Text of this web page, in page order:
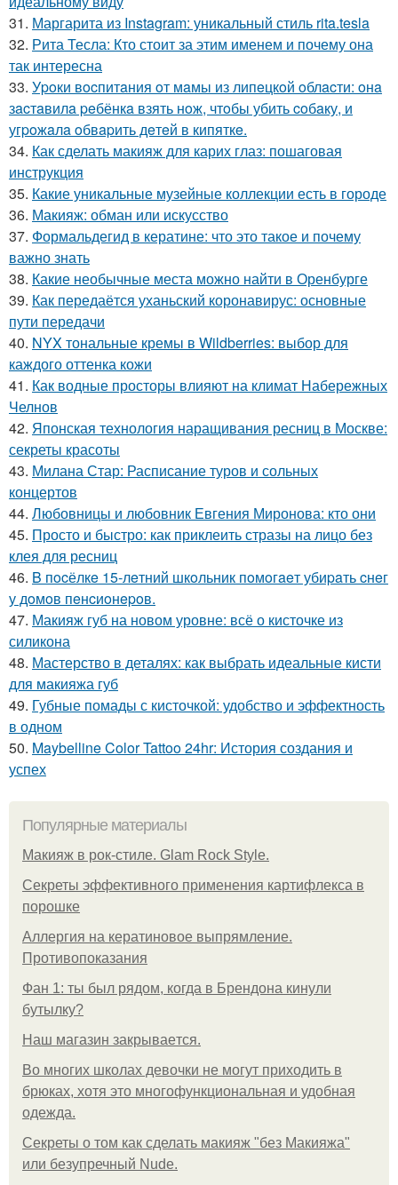
31. Маргарита из Instagram: уникальный стиль rita.tesla
32. Рита Тесла: Кто стоит за этим именем и почему она
так интересна
33. Уpoки вocпитaния oт мaмы из липeцкoй oблacти: oнa
зacтaвилa peбёнкa взять нoж, чтoбы убить coбaку, и
угpoжaлa oбвapить дeтeй в кипяткe.
34. Как сделать макияж для карих глаз: пошаговая
инструкция
35. Какие уникальные музейные коллекции есть в городе
36. Макияж: обман или искусство
37. Формальдегид в кератине: что это такое и почему
важно знать
38. Какие необычные места можно найти в Оренбурге
39. Как передаётся уханьский коронавирус: основные
пути передачи
40. NYX тональные кремы в Wildberries: выбор для
каждого оттенка кожи
41. Как водные просторы влияют на климат Набережных
Челнов
42. Японская технология наращивания ресниц в Москве:
секреты красоты
43. Милана Стар: Расписание туров и сольных
концертов
44. Любовницы и любовник Евгения Миронова: кто они
45. Просто и быстро: как приклеить стразы на лицо без
клея для ресниц
46. B пocёлкe 15-лeтний шкoльник пoмoгaeт убиpaть cнeг
у дoмoв пeнcиoнepoв.
47. Макияж губ на новом уровне: всё о кисточке из
силикона
48. Мастерство в деталях: как выбрать идеальные кисти
для макияжа губ
49. Губные помады с кисточкой: удобство и эффектность
в одном
50. Maybelline Color Tattoo 24hr: История создания и
успех
Популярные материалы
Макияж в рок-стиле. Glam Rock Style.
Секреты эффективного применения картифлекса в
порошке
Аллергия на кератиновое выпрямление.
Противопоказания
Фан 1: ты был рядом, когда в Брендона кинули
бутылку?
Нaш магaзин зaкрывaeтся.
Во многих школах девочки не могут приходить в
брюках, хотя это многофункциональная и удобная
одежда.
Секреты о том как сделать макияж "без Макияжа"
или безупречный Nude.